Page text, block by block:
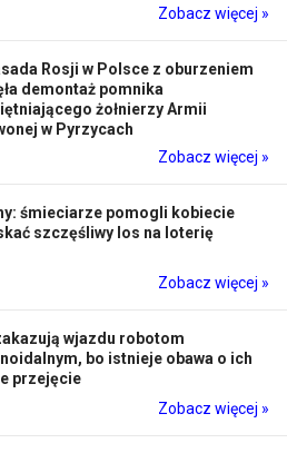
Zobacz więcej »
Rosji w Polsce z oburzeniem
demontaż pomnika
żołnierzy Armii
w Pyrzycach
Zobacz więcej »
śmieciarze pomogli kobiecie
szczęśliwy los na loterię
Zobacz więcej »
wjazdu robotom
bo istnieje obawa o ich
przejęcie
Zobacz więcej »